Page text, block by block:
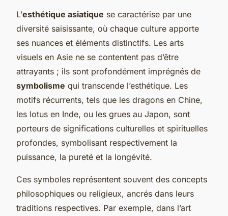
L’esthétique asiatique se caractérise par une
diversité saisissante, où chaque culture apporte
ses nuances et éléments distinctifs. Les arts
visuels en Asie ne se contentent pas d’être
attrayants ; ils sont profondément imprégnés de
symbolisme qui transcende l’esthétique. Les
motifs récurrents, tels que les dragons en Chine,
les lotus en Inde, ou les grues au Japon, sont
porteurs de significations culturelles et spirituelles
profondes, symbolisant respectivement la
puissance, la pureté et la longévité.
Ces symboles représentent souvent des concepts
philosophiques ou religieux, ancrés dans leurs
traditions respectives. Par exemple, dans l’art